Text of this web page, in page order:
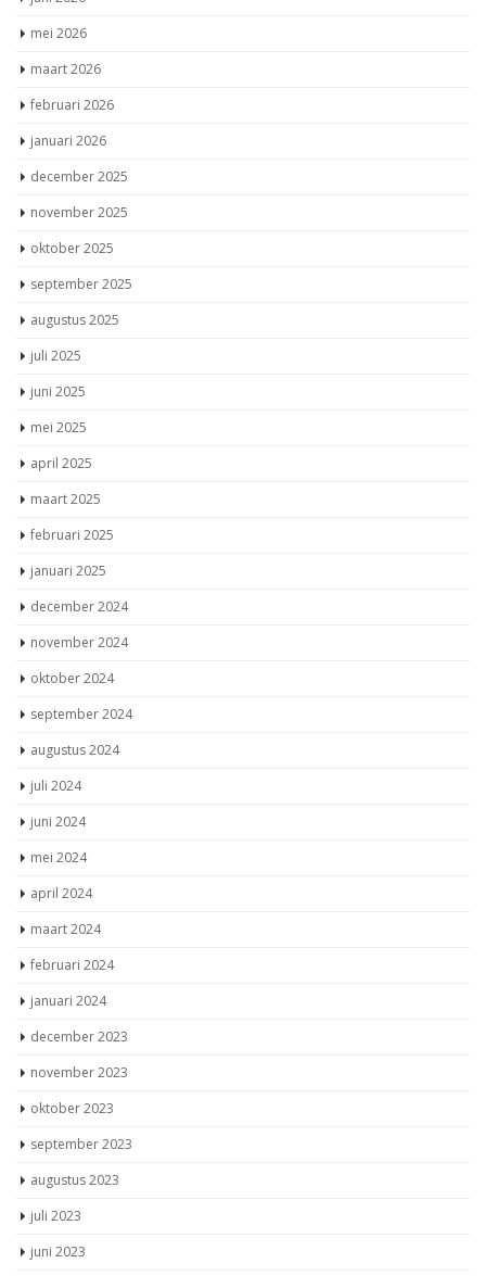
mei 2026
maart 2026
februari 2026
januari 2026
december 2025
november 2025
oktober 2025
september 2025
augustus 2025
juli 2025
juni 2025
mei 2025
april 2025
maart 2025
februari 2025
januari 2025
december 2024
november 2024
oktober 2024
september 2024
augustus 2024
juli 2024
juni 2024
mei 2024
april 2024
maart 2024
februari 2024
januari 2024
december 2023
november 2023
oktober 2023
september 2023
augustus 2023
juli 2023
juni 2023